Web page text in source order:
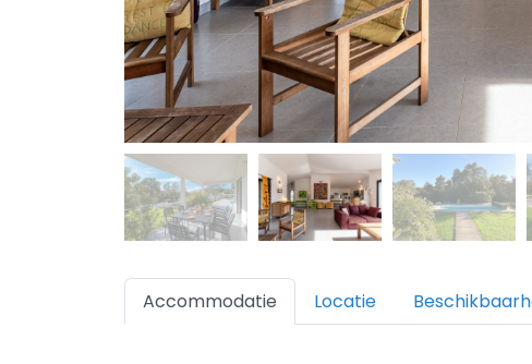
Accommodatie Locatie